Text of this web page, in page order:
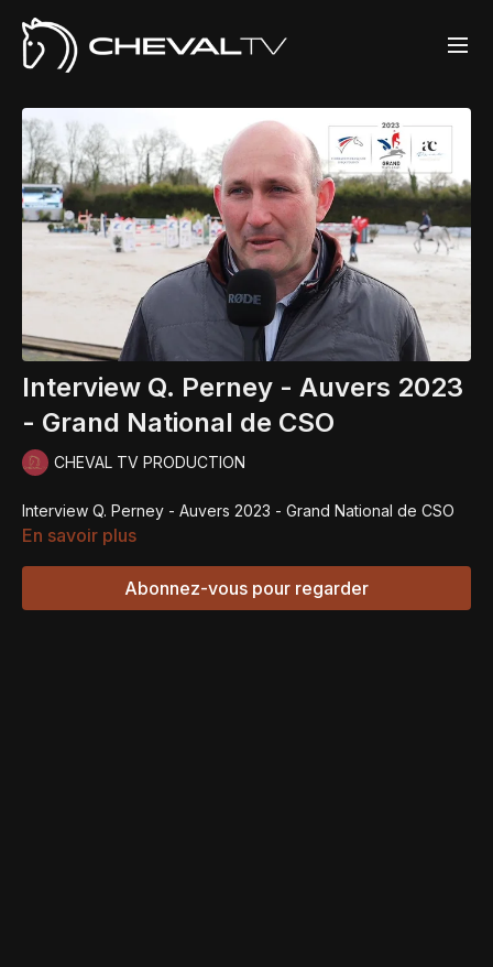
Interview Q. Perney - Auvers 2023
- Grand National de CSO
CHEVAL TV PRODUCTION
Interview Q. Perney - Auvers 2023 - Grand National de CSO
En savoir plus
Abonnez-vous pour regarder